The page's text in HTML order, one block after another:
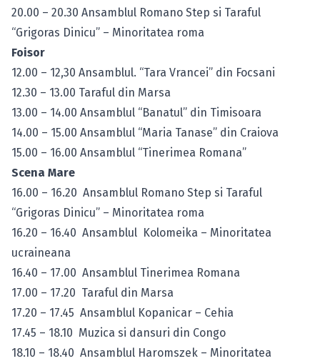
20.00 – 20.30 Ansamblul Romano Step si Taraful
“Grigoras Dinicu” – Minoritatea roma
Foisor
12.00 – 12,30 Ansamblul. “Tara Vrancei” din Focsani
12.30 – 13.00 Taraful din Marsa
13.00 – 14.00 Ansamblul “Banatul” din Timisoara
14.00 – 15.00 Ansamblul “Maria Tanase” din Craiova
15.00 – 16.00 Ansamblul “Tinerimea Romana”
Scena Mare
16.00 – 16.20 Ansamblul Romano Step si Taraful
“Grigoras Dinicu” – Minoritatea roma
16.20 – 16.40 Ansamblul Kolomeika – Minoritatea
ucraineana
16.40 – 17.00 Ansamblul Tinerimea Romana
17.00 – 17.20 Taraful din Marsa
17.20 – 17.45 Ansamblul Kopanicar – Cehia
17.45 – 18.10 Muzica si dansuri din Congo
18.10 – 18.40 Ansamblul Haromszek – Minoritatea